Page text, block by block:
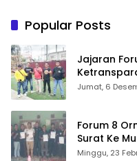
Sasaran
Popular Posts
Jajaran
Damkar Di
Jumat, 6
Forum 8
Surat Ke
Matel di
Minggu, 23